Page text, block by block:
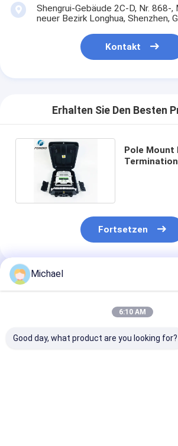
Shengrui-Gebäude 2C-D, Nr. 868-,
neuer Bezirk Longhua, Shenzhen,
Kontakt
Erhalten Sie Den Besten
Pole Mount
Fortsetzen
Empfohlene Produkte
Michael
6:10 AM
Good day, what product are you looking for?